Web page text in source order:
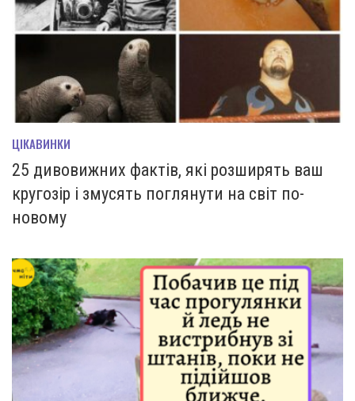
ЦІКАВИНКИ
25 дивовижних фактів, які розширять ваш
кругозір і змусять поглянути на світ по-
новому